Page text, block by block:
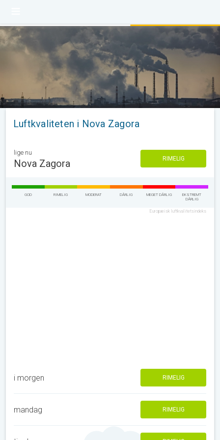
Luftkvaliteten i Nova Zagora
lige nu
Nova Zagora RIMELIG
GOD RIMELIG MODERAT DÅRLIG MEGET DÅRLIG
EKSTREMT
DÅRLIG
Europæisk luftkvalitetsindeks
i morgen RIMELIG
mandag RIMELIG